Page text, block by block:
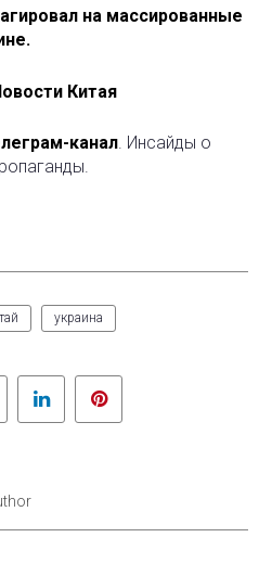
на массированные
Китая
канал. Инсайды о
украина
Twitter LinkedIn